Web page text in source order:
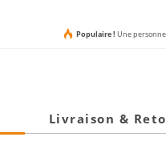
Populaire ! Une
Livraison &